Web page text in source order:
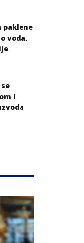
paklene
voda,
i